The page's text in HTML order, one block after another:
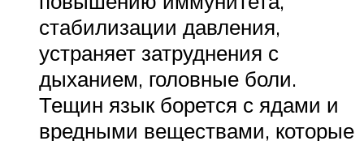
стабилизации давления,
устраняет затруднения с
дыханием, головные боли.
Тещин язык борется с ядами и
вредными веществами, которые